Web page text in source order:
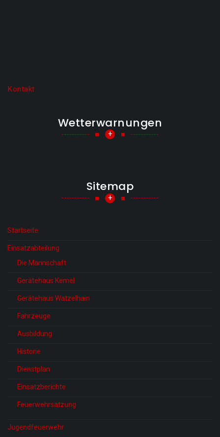
Kontakt
Wetterwarnungen
+
Sitemap
+
Startseite
Einsatzabteilung
Die Mannschaft
Gerätehaus Kemel
Gerätehaus Watzelhain
Fahrzeuge
Ausbildung
Historie
Dienstplan
Einsatzberichte
Feuerwehrsatzung
Jugendfeuerwehr